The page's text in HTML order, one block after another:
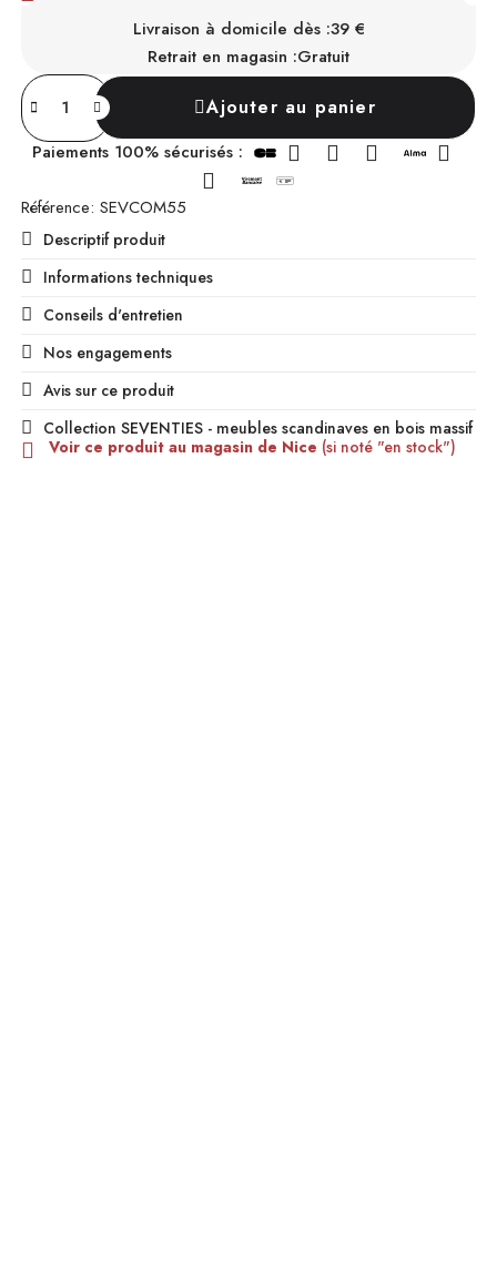
SUR COMMANDE
Chez vous entre le 15/09 et le 30/09
Livraison à domicile dès :39 €
Retrait en magasin :Gratuit
Ajouter au panier
Paiements 100% sécurisés :
Référence SEVCOM55
Descriptif produit
Informations techniques
Conseils d'entretien
Nos engagements
Avis sur ce produit
Collection SEVENTIES - meubles scandinaves en bois massif
Voir ce produit au magasin de Nice (si noté "en stock")